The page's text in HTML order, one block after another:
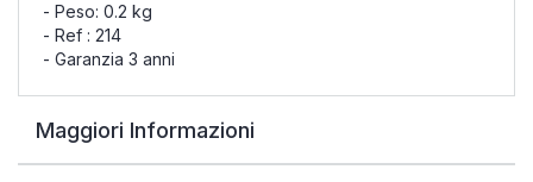
- Peso: 0.2 kg
- Ref : 214
- Garanzia 3 anni
Maggiori Informazioni